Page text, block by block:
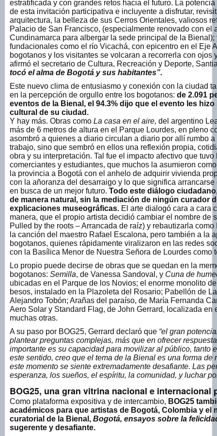
estratificada y con grandes retos hacia el futuro. La
de esta invitación participativa e incluyente a disfrutar,
arquitectura, la belleza de sus Cerros Orientales, valiosos
Palacio de San Francisco, (especialmente renovado con el
Cundinamarca para albergar la sede principal de la
fundacionales como el río Vicachá, con epicentro en el Eje
bogotanos y los visitantes se volcaran a recorrerla con ojos
afirmó el secretario de Cultura, Recreación y Deporte,
tocó el alma de Bogotá y sus habitantes”.
Este nuevo clima de entusiasmo y conexión con la ciudad
en la percepción de orgullo entre los bogotanos: de 2.091
eventos de la Bienal, el 94.3% dijo que el evento les
cultural de su ciudad.
Y hay más. Obras como La casa en el aire, del argentino
más de 6 metros de altura en el Parque Lourdes, en pleno
asombró a quienes a diario circulan a diario por allí rumbo
trabajo, sino que sembró en ellos una reflexión propia,
obra y su interpretación. Tal fue el impacto afectivo que
comerciantes y estudiantes, que muchos la asumieron
la provincia a Bogotá con el anhelo de adquirir vivienda
con la añoranza del desarraigo y lo que significa
en busca de un mejor futuro. Todo este diálogo
de manera natural, sin la mediación de ningún curador
explicaciones museográficas. El arte dialogó cara a cara
manera, que el propio artista decidió cambiar el nombre de
Pulled by the roots – Arrancada de raíz) y rebautizarla
la canción del maestro Rafael Escalona, pero también a la
bogotanos, quienes rápidamente viralizaron en las redes
con la Basílica Menor de Nuestra Señora de Lourdes como
Lo propio puede decirse de obras que se quedan en la
bogotanos: Semilla, de Vanessa Sandoval, y Cuna de
ubicadas en el Parque de los Novios; el enorme monolito
besos, instalado en la Plazoleta del Rosario; Pabellón de
Alejandro Tobón; Arañas del paraíso, de María Fernanda
Aero Solar y Standard Flag, de John Gerrard, localizada
muchas otras.
A su paso por BOG25, Gerrard declaró que “el gran
plantear preguntas complejas, más que en ofrecer
importante es su capacidad para movilizar al público, tanto
este sentido, creo que el tema de la Bienal es una forma de
este momento se siente extremadamente desafiante. Las
esperanza, los sueños, el espíritu, la comunidad, y luchar
BOG25, una gran vitrina nacional e internacional
Como plataforma expositiva y de intercambio, BOG25
académicos para que artistas de Bogotá, Colombia y el
curatorial de la Bienal, Bogotá, ensayos sobre la
sugerente y desafiante.